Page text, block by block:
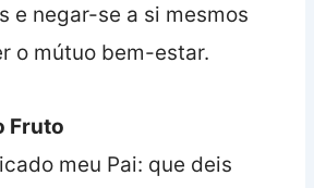
e negar-se a si mesmos
o mútuo bem-estar.
Fruto
meu Pai: que deis